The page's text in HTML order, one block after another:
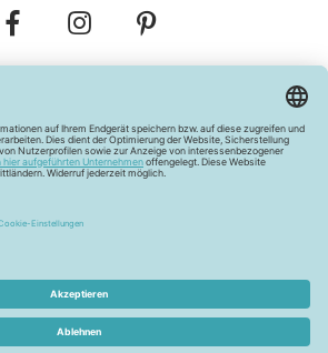
Vertrag widerrufen
Pflegehinweise